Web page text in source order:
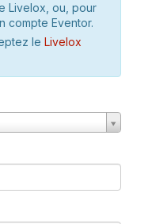
Livelox, ou, pour
compte Eventor.
le Livelox